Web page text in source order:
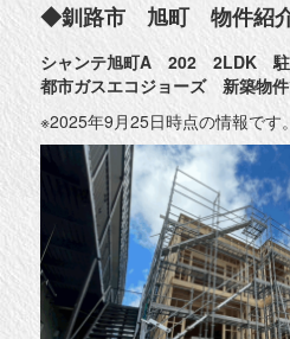
◆釧路市 旭町 物件紹
シャンテ旭町A 202 2LDK 駐
都市ガスエコジョーズ 新築物件
※2025年9月25日時点の情報です。